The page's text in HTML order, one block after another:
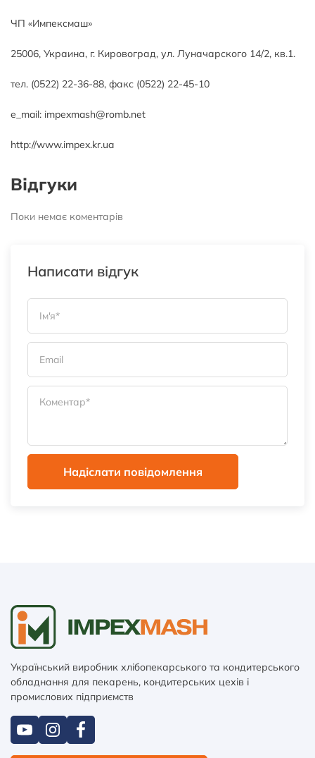
ЧП «Импексмаш»
25006, Украина, г. Кировоград, ул. Луначарского 14/2, кв.1.
тел. (0522) 22-36-88, факс (0522) 22-45-10
e_mail: impexmash@romb.net
http://www.impex.kr.ua
Відгуки
Поки немає коментарів
Написати відгук
Надіслати повідомлення
Український виробник хлібопекарського та кондитерського
обладнання для пекарень, кондитерських цехів і
промислових підприємств